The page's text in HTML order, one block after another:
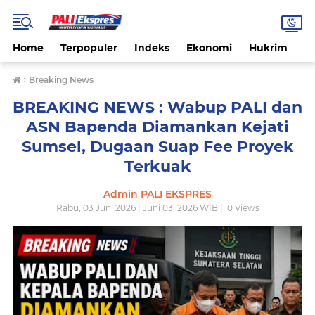
Home Terpopuler Indeks Ekonomi Hukrim
› Breaking News
BREAKING NEWS : Wabup PALI dan
ASN Bapenda Diamankan Kejati
Sumsel, Dugaan Suap Fee Proyek
Terkuak
Admin PALI EKSPRES
Rabu, 03 Juni 2026 | Juni 03, 2026 WIB | 0Views